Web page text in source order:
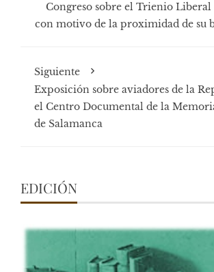
Congreso sobre el Trienio Liberal
con motivo de la proximidad de su
Siguiente
Exposición sobre aviadores de la
el Centro Documental de la
de Salamanca
EDICIÓN